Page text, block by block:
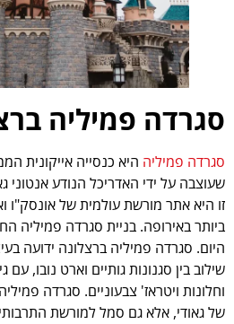
סגרדה פמיליה
סגרדה פמיליה היא כנסייה אייקונית
שעוצבה על ידי האדריכל הנודע אנטוני
זו היא אתר מורשת עולמית של אונסק"ו
היום. סגרדה פמיליה ברצלונה ידועה
שילוב בין סגנונות גותיים וארט נובו, עם
וחלונות ויטראז' צבעוניים. סגרדה
של גאודי, אלא גם סמל למורשת